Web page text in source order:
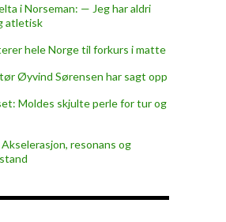
i Norseman: — Jeg har aldri
atletisk
hele Norge til forkurs i matte
Øyvind Sørensen har sagt opp
Moldes skjulte perle for tur og
resonans og